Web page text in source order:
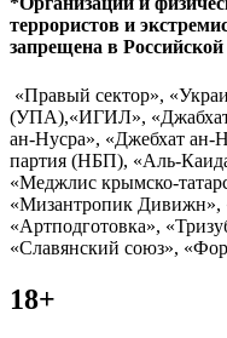
террористов и
запрещена в
«Правый сектор»,
(УПА),«ИГИЛ»,
ан-Нусра», «Джебхат ан-
партия (НБП), «Аль-
«Меджлис крымско-
«Мизантропик Дивижн»,
«Артподготовка»,
«Славянский союз»,
18+